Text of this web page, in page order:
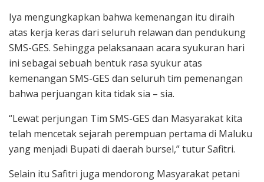
Iya mengungkapkan bahwa kemenangan itu diraih
atas kerja keras dari seluruh relawan dan pendukung
SMS-GES. Sehingga pelaksanaan acara syukuran hari
ini sebagai sebuah bentuk rasa syukur atas
kemenangan SMS-GES dan seluruh tim pemenangan
bahwa perjuangan kita tidak sia – sia.
“Lewat perjungan Tim SMS-GES dan Masyarakat kita
telah mencetak sejarah perempuan pertama di Maluku
yang menjadi Bupati di daerah bursel,” tutur Safitri.
Selain itu Safitri juga mendorong Masyarakat petani